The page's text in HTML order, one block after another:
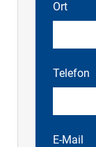
Ort
Telefon
E-Mail